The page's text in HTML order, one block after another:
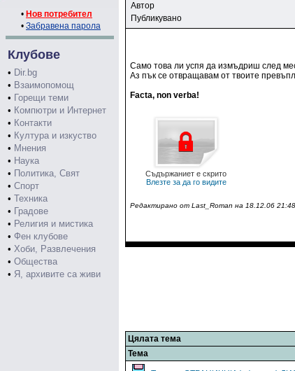
• Нов потребител
• Забравена парола
Клубове
• Dir.bg
• Взаимопомощ
• Горещи теми
• Компютри и Интернет
• Контакти
• Култура и изкуство
• Мнения
• Наука
• Политика, Свят
• Спорт
• Техника
• Градове
• Религия и мистика
• Фен клубове
• Хоби, Развлечения
• Общества
• Я, архивите са живи
Автор
Публикувано
Само това ли успя да измъдриш след
Аз пък се отвращавам от твоите
Facta, non verba!
Съдържаниет е скрито
Влезте за да го видите
Редактирано от Last_Roman на 18.12.06 21:48.
Цялата тема
Тема